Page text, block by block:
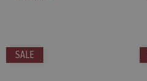
SALE